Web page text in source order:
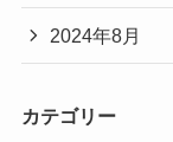
2024年8月
カテゴリー